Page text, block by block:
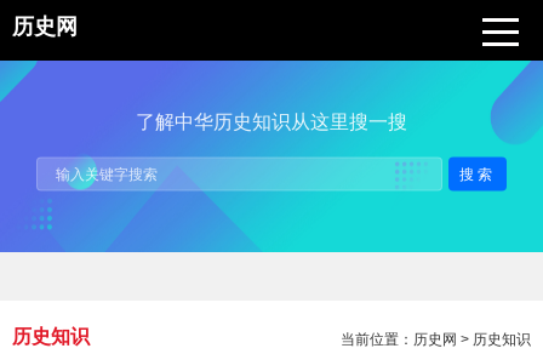
历史网
了解中华历史知识从这里搜一搜
搜索
当前位置： 历史网 > 历史知识
历史知识